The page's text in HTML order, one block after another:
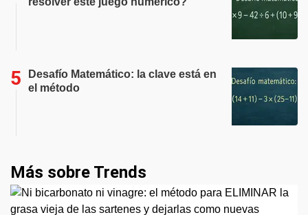
Desafío Matemático: la clave está en
el método
Más sobre Trends